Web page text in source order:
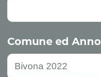
Comune ed Anno